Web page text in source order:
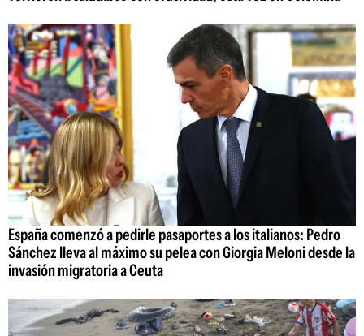
España comenzó a pedirle pasaportes a los italianos: Pedro
Sánchez lleva al máximo su pelea con Giorgia Meloni desde la
invasión migratoria a Ceuta